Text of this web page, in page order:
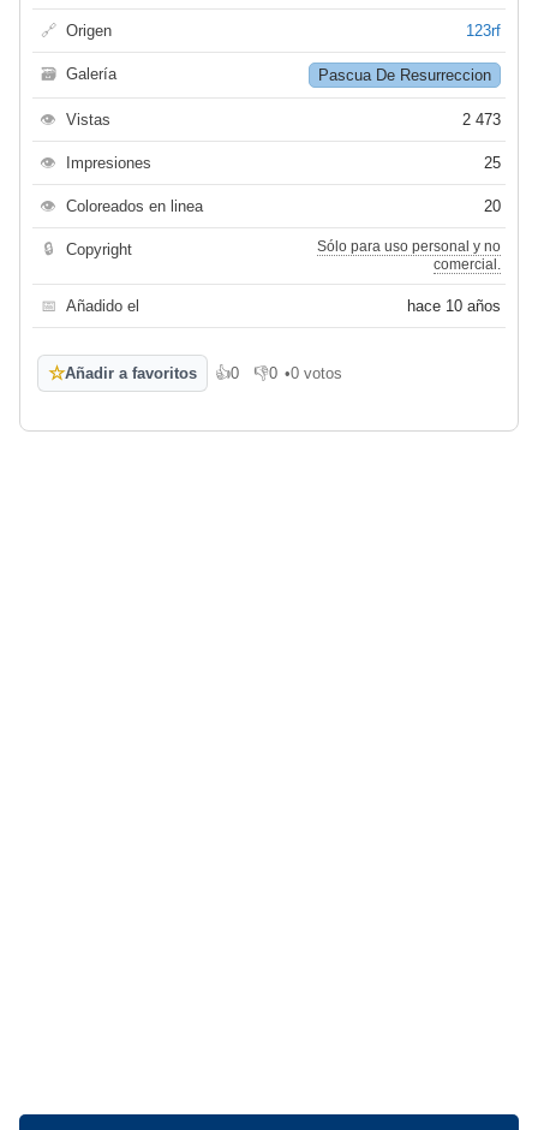
🔗 Origen 123rf
🗃 Galería Pascua De Resurreccion
👁 Vistas 2 473
👁 Impresiones 25
👁 Coloreados en linea 20
🔒 Copyright
Sólo para uso personal y no
comercial.
📅 Añadido el hace 10 años
☆Añadir a favoritos 👍0
Me gusta
👎0
No me gusta
•0 votos